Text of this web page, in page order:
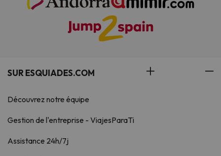
SUR ESQUIADES.COM
Découvrez notre équipe
Gestion de l'entreprise - ViajesParaTi
Assistance 24h/7j